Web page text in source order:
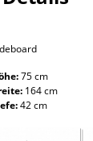
75 cm
164 cm
42 cm